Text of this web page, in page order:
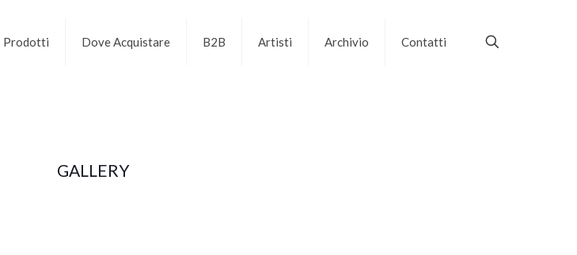
Prodotti Dove Acquistare B2B Artisti Archivio Contatti
GALLERY